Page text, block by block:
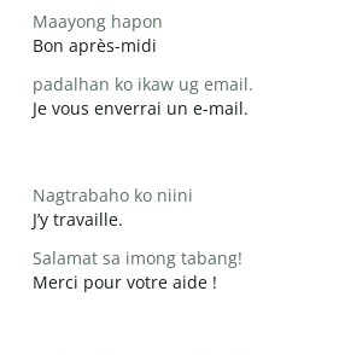
Maayong hapon
Bon après-midi
padalhan ko ikaw ug email.
Je vous enverrai un e-mail.
Nagtrabaho ko niini
J’y travaille.
Salamat sa imong tabang!
Merci pour votre aide !